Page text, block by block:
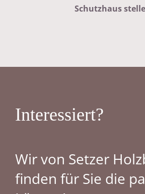
Schutzhaus
Interessiert?
Wir von Setzer
finden für Sie die